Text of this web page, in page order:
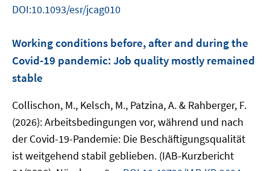
DOI:10.1093/esr/jcag010
Working conditions before, after and during the
Covid-19 pandemic: Job quality mostly remained
stable
Collischon, M., Kelsch, M., Patzina, A. & Rahberger, F.
(2026): Arbeitsbedingungen vor, während und nach
der Covid-19-Pandemie: Die Beschäftigungsqualität
ist weitgehend stabil geblieben. (IAB-Kurzbericht